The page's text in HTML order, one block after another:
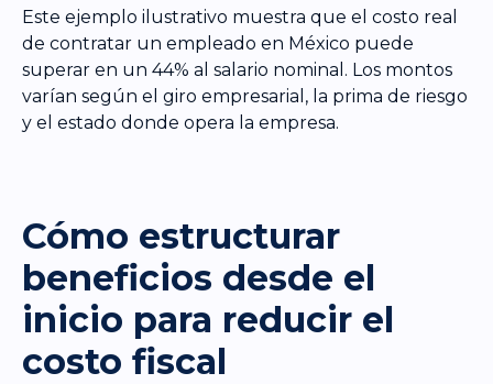
Este ejemplo ilustrativo muestra que el costo real
de contratar un empleado en México puede
superar en un 44% al salario nominal. Los montos
varían según el giro empresarial, la prima de riesgo
y el estado donde opera la empresa.
Cómo estructurar
beneficios desde el
inicio para reducir el
costo fiscal